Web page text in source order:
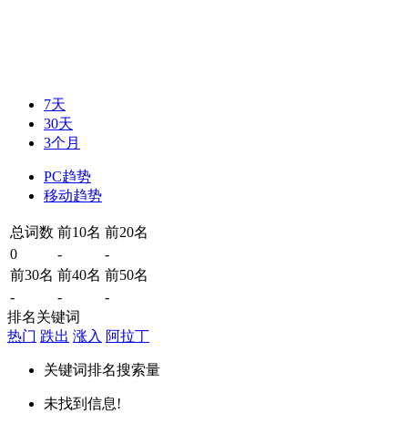
7天
30天
3个月
PC趋势
移动趋势
总词数 前10名 前20名
0
-
-
前30名 前40名 前50名
-
-
-
排名关键词
热门 跌出 涨入 阿拉丁
关键词排名搜索量
未找到信息!